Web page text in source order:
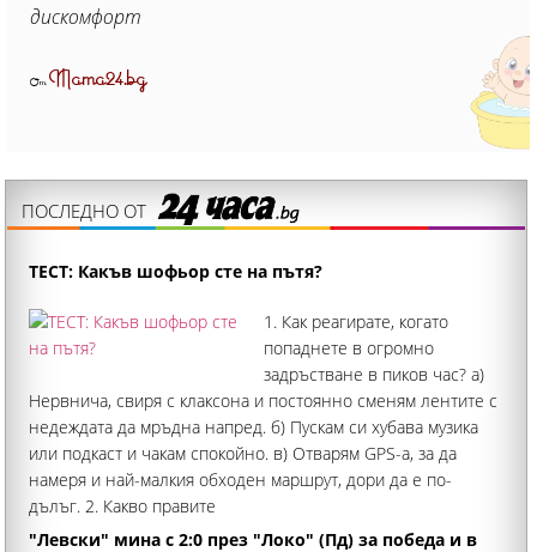
дискомфорт
ОтMama24.bg
ПОСЛЕДНО ОТ
ТЕСТ: Какъв шофьор сте на пътя?
1. Как реагирате, когато
попаднете в огромно
задръстване в пиков час? а)
Нервнича, свиря с клаксона и постоянно сменям лентите с
недеждата да мръдна напред. б) Пускам си хубава музика
или подкаст и чакам спокойно. в) Отварям GPS-а, за да
намеря и най-малкия обходен маршрут, дори да е по-
дълъг. 2. Какво правите
"Левски" мина с 2:0 през "Локо" (Пд) за победа и в